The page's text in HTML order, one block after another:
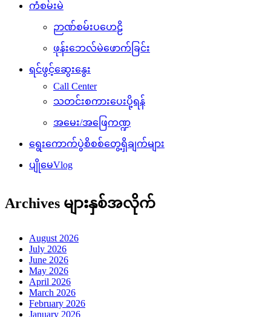
ကံစမ်းမဲ
ဉာဏ်စမ်းပဟေဠိ
ဖုန်းဘေလ်မဲဖောက်ခြင်း
ရင်ဖွင့်ဆွေးနွေး
Call Center
သတင်းစကားပေးပို့ရန်
အမေး/အဖြေကဏ္ဍ
ရွေးကောက်ပွဲစိစစ်တွေ့ရှိချက်များ
ပျိုမေVlog
Archives များနှစ်အလိုက်
August 2026
July 2026
June 2026
May 2026
April 2026
March 2026
February 2026
January 2026